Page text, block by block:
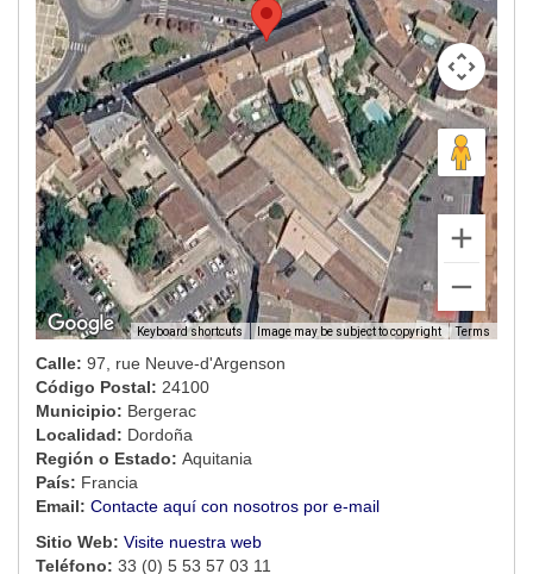
Keyboard shortcuts Image may be subject to copyright Terms
Calle: 97, rue Neuve-d'Argenson
Código Postal: 24100
Municipio: Bergerac
Localidad: Dordoña
Región o Estado: Aquitania
País: Francia
Email: Contacte aquí con nosotros por e-mail
Sitio Web: Visite nuestra web
Teléfono: 33 (0) 5 53 57 03 11